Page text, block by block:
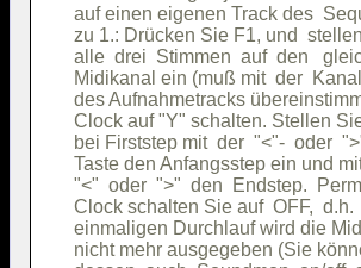
auf einen eigenen Track des
zu 1.: Drücken Sie F1, und
alle  drei  Stimmen  auf  den
Midikanal ein (muß mit  der
des Aufnahmetracks
Clock auf "Y" schalten. Stellen
bei Firststep mit  der  "<"-  oder
Taste den Anfangsstep ein und
"<"  oder  ">"  den  Endstep.
Clock schalten Sie auf  OFF,  d.h.
einmaligen Durchlauf wird die
nicht mehr ausgegeben (Sie